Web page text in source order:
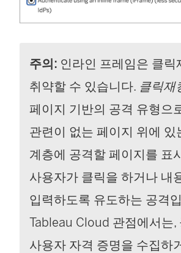
주의: 인라인 프레임은 클릭
취약할 수 있습니다. 클릭재
페이지 기반의 공격 유형으
관련이 없는 페이지 위에 있
계층에 공격할 페이지를 표
사용자가 클릭을 하거나 내
입력하도록 유도하는 공격
Tableau Cloud 관점에서는,
사용자 자격 증명을 수집하